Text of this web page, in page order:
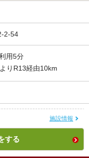
2-54
用5分
りR13経由10km
施設情報
する